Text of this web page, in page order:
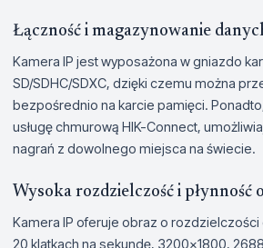
Łączność i magazynowanie
Kamera IP jest wyposażona w gniazdo
SD/SDHC/SDXC, dzięki czemu można
bezpośrednio na karcie pamięci.
usługę chmurową HIK-Connect,
nagrań z dowolnego miejsca na świecie.
Wysoka rozdzielczość i płynność
Kamera IP oferuje obraz o
20 klatkach na sekundę, 3200x1800,